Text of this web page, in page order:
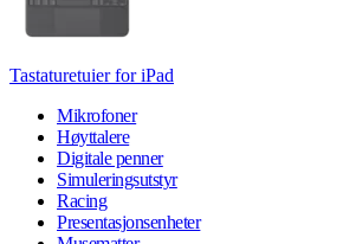
Tastaturetuier for iPad
Mikrofoner
Høyttalere
Digitale penner
Simuleringsutstyr
Racing
Presentasjonsenheter